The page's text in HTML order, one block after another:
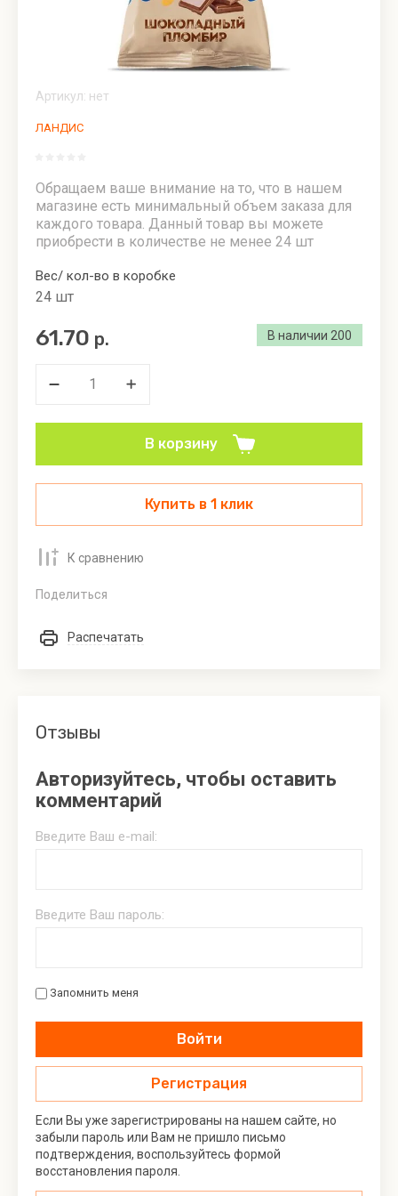
Сыробогатов
Тюменский
пломбир
Щедрое
лето
Артикул: нет
ЛАНДИС
Обращаем ваше внимание на то, что в нашем
магазине есть минимальный объем заказа для
каждого товара. Данный товар вы можете
приобрести в количестве не менее 24 шт
Вес/ кол-во в коробке
24 шт
В наличии 200
61.70 р.
В корзину
Купить в 1 клик
К сравнению
Поделиться
Распечатать
Отзывы
Авторизуйтесь, чтобы оставить
комментарий
Введите Ваш e-mail:
Введите Ваш пароль:
Запомнить меня
Войти
Регистрация
Если Вы уже зарегистрированы на нашем сайте, но
забыли пароль или Вам не пришло письмо
подтверждения, воспользуйтесь формой
восстановления пароля.